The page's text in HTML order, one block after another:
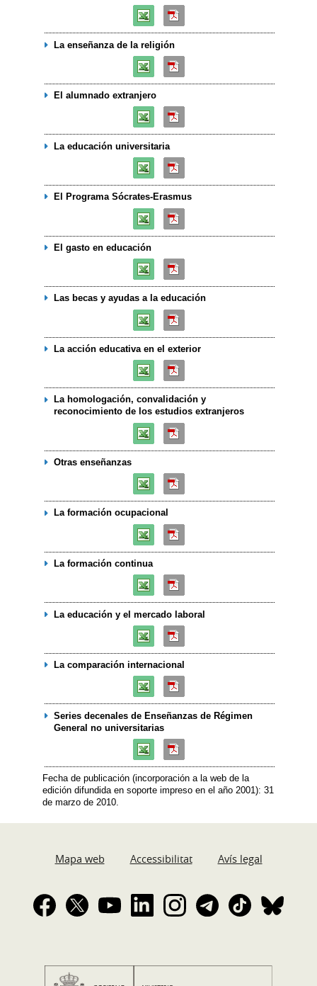
La enseñanza de la religión
El alumnado extranjero
La educación universitaria
El Programa Sócrates-Erasmus
El gasto en educación
Las becas y ayudas a la educación
La acción educativa en el exterior
La homologación, convalidación y
reconocimiento de los estudios extranjeros
Otras enseñanzas
La formación ocupacional
La formación continua
La educación y el mercado laboral
La comparación internacional
Series decenales de Enseñanzas de Régimen
General no universitarias
Fecha de publicación (incorporación a la web de la
edición difundida en soporte impreso en el año 2001): 31
de marzo de 2010.
Mapa web Accessibilitat Avís legal